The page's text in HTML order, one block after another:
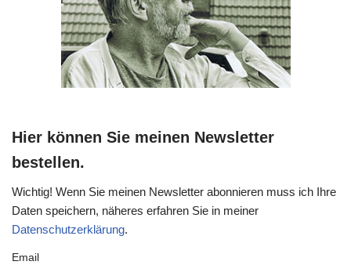
Hier können Sie meinen Newsletter
bestellen.
Wichtig! Wenn Sie meinen Newsletter abonnieren muss ich Ihre
Daten speichern, näheres erfahren Sie in meiner
Datenschutzerklärung.
Email